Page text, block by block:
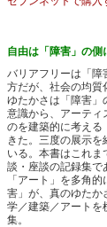
自由は「障害」の側
バリアフリーは「障
方だが、社会の均質
ゆたかさは「障害」
意識から、アーティ
のを建築的に考える
きた。三度の展示
いる。本書はこれ
談・座談の記録集で
「アート」を多角
害」が、真のゆたか
学／建築／アートを
集。